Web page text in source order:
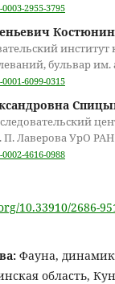
2955-3795
Костюнин
бульвар
6099-0315
П. Лаверова УрО РАН
4616-0988
10.33910/2686-
Фауна,
область,